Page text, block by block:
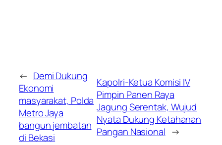
← Demi Dukung
Ekonomi
masyarakat, Polda
Metro Jaya
bangun jembatan
di Bekasi
Kapolri-Ketua Komisi IV
Pimpin Panen Raya
Jagung Serentak, Wujud
Nyata Dukung Ketahanan
Pangan Nasional →